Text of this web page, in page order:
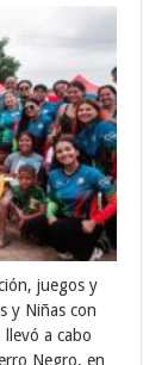
juegos y
y Niñas con
llevó a cabo
Negro, en